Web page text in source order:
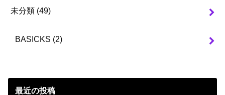
未分類 (49)
BASICKS (2)
最近の投稿